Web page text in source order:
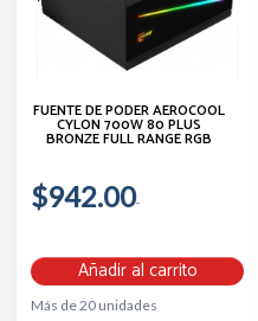
FUENTE DE PODER AEROCOOL
CYLON 700W 80 PLUS
BRONZE FULL RANGE RGB
$942.00
Añadir al carrito
Más de 20 unidades